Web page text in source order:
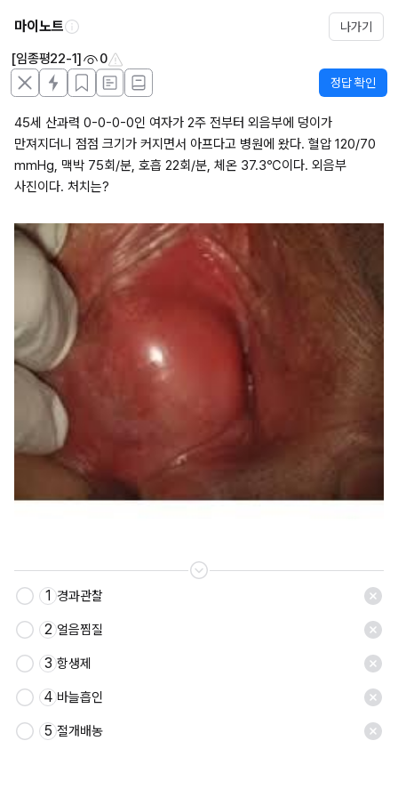
마이노트 나가기
[임종평22-1] 0
정답 확인
45세 산과력 0-0-0-0인 여자가 2주 전부터 외음부에 덩이가
만져지더니 점점 크기가 커지면서 아프다고 병원에 왔다. 혈압 120/70
mmHg, 맥박 75회/분, 호흡 22회/분, 체온 37.3℃이다. 외음부
사진이다. 처치는?
저장
1 경과관찰
2 얼음찜질
3 항생제
4 바늘흡인
5 절개배농